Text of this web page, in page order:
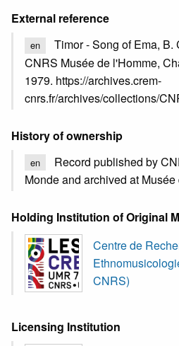
External reference
en
Timor - Song of Ema,
CNRS Musée de l'Homme,
1979. https://archives.crem-
cnrs.fr/archives/collections/
History of ownership
en
Record published by
Monde and archived at Musée
Holding Institution of Original
Centre de
CNRS)
Licensing Institution